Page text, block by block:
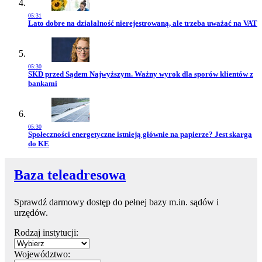
05:31
Przejdź do artykułu:
Lato dobre na działalność nierejestrowaną, ale trzeba uważać na VAT
05:30
Przejdź do artykułu:
SKD przed Sądem Najwyższym. Ważny wyrok dla sporów klientów z
bankami
05:30
Przejdź do artykułu:
Społeczności energetyczne istnieją głównie na papierze? Jest skarga
do KE
Baza teleadresowa
Sprawdź darmowy dostęp do pełnej bazy m.in. sądów i
urzędów.
Rodzaj instytucji:
Województwo: